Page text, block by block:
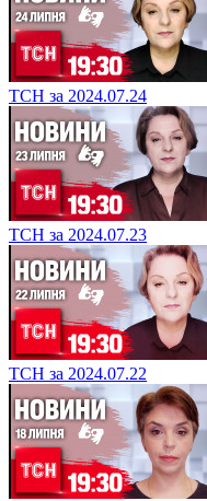
ТСН за 2024.07.24
ТСН за 2024.07.23
ТСН за 2024.07.22